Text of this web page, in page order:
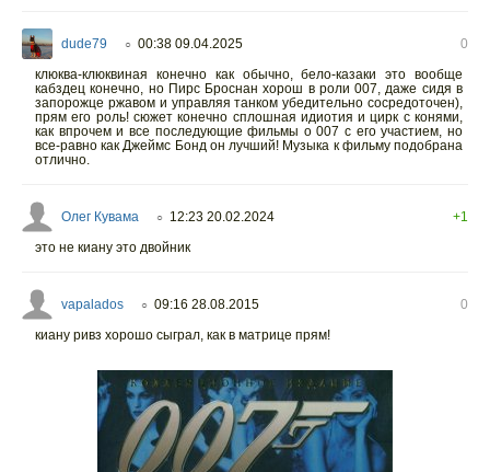
dude79 ○ 00:38 09.04.2025
0
клюква-клюквиная конечно как обычно, бело-казаки это вообще
кабздец конечно, но Пирс Броснан хорош в роли 007, даже сидя в
запорожце ржавом и управляя танком убедительно сосредоточен),
прям его роль! сюжет конечно сплошная идиотия и цирк с конями,
как впрочем и все последующие фильмы о 007 с его участием, но
все-равно как Джеймс Бонд он лучший! Музыка к фильму подобрана
отлично.
Олег Кувама ○ 12:23 20.02.2024
+1
это не киану это двойник
vapalados ○ 09:16 28.08.2015
0
киану ривз хорошо сыграл, как в матрице прям!